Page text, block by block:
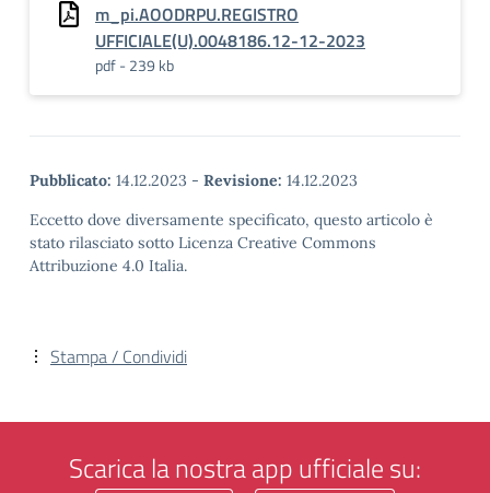
m_pi.AOODRPU.REGISTRO
UFFICIALE(U).0048186.12-12-2023
pdf - 239 kb
Pubblicato: 14.12.2023 - Revisione: 14.12.2023
Eccetto dove diversamente specificato, questo articolo è
stato rilasciato sotto Licenza Creative Commons
Attribuzione 4.0 Italia.
Stampa / Condividi
Scarica la nostra app ufficiale su: